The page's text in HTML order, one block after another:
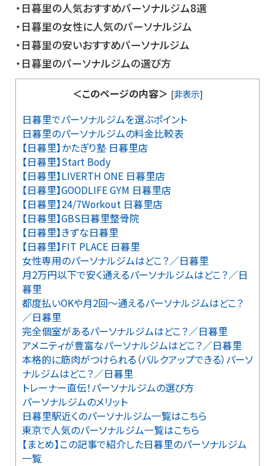
・日暮里の人気おすすめパーソナルジム8選
・日暮里の女性に人気のパーソナルジム
・日暮里の安いおすすめパーソナルジム
・日暮里のパーソナルジムの選び方
＜このページの内容＞ [非表示]
日暮里でパーソナルジムを選ぶポイント
日暮里のパーソナルジムの料金比較表
【日暮里】かたぎり塾 日暮里店
【日暮里】Start Body
【日暮里】LIVERTH ONE 日暮里店
【日暮里】GOODLIFE GYM 日暮里店
【日暮里】24/7Workout 日暮里店
【日暮里】GBS日暮里整骨院
【日暮里】きずな日暮里
【日暮里】FIT PLACE 日暮里
女性専用のパーソナルジムはどこ？／日暮里
月2万円以下で安く通えるパーソナルジムはどこ？／日
暮里
都度払いOKや月2回～通えるパーソナルジムはどこ？
／日暮里
完全個室があるパーソナルジムはどこ？／日暮里
アメニティが豊富なパーソナルジムはどこ？／日暮里
本格的に筋肉がつけられる（バルクアップできる）パーソ
ナルジムはどこ？／日暮里
トレーナー直伝！パーソナルジムの選び方
パーソナルジムのメリット
日暮里駅近くのパーソナルジム一覧はこちら
東京で人気のパーソナルジム一覧はこちら
【まとめ】この記事で紹介した日暮里のパーソナルジム
一覧